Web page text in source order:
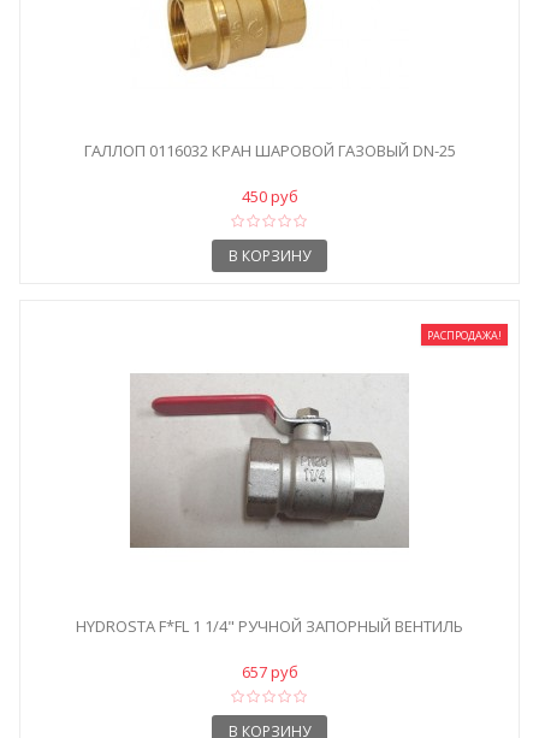
ГАЛЛОП 0116032 КРАН ШАРОВОЙ ГАЗОВЫЙ DN-25
450 руб
В КОРЗИНУ
РАСПРОДАЖА!
HYDROSTA F*FL 1 1/4" РУЧНОЙ ЗАПОРНЫЙ ВЕНТИЛЬ
657 руб
В КОРЗИНУ